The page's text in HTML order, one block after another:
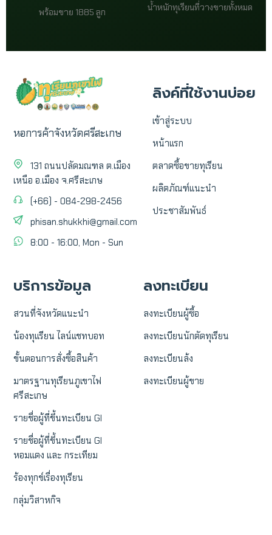
พร้อมขาย 1885 ลูก
น้ำหนักทุเรียนที่วางขายทั้งหมด
หอการค้าจังหวัดศรีสะเกษ
131 ถนนปลัดมณฑล ต.เมือง
เหนือ อ.เมือง จ.ศรีสะเกษ
(+66) - 084-298-2456
phisan.shukkhi@gmail.com
8:00 - 16:00, Mon - Sun
ลิงค์ที่ใช้งานบ่อย
เข้าสู่ระบบ
หน้าแรก
ตลาดซื้อขายทุเรียน
ผลิตภัณฑ์แนะนำ
ประชาสัมพันธ์
บริการข้อมูล
สวนที่จังหวัดแนะนำ
น้องทุเเรียน ไลน์แชทบอท
ขั้นตอนการสั่งซื้อสินค้า
มาตรฐานทุเรียนภูเขาไฟ
ศรีสะเกษ
รายชื่อผู้ที่ขึ้นทะเบียน GI
รายชื่อผู้ที่ขึ้นทะเบียน GI
หอมแดง และ กระเทียม
ร้องทุกข์เรื่องทุเรียน
กลุ่มวิสาหกิจ
ลงทะเบียน
ลงทะเบียนผู้ซื้อ
ลงทะเบียนนักตัดทุเรียน
ลงทะเบียนล้ง
ลงทะเบียนผู้ขาย